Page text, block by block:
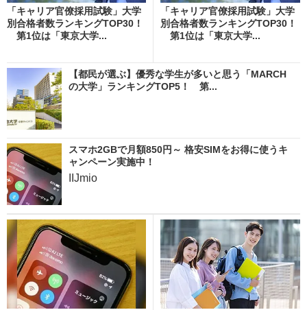
「キャリア官僚採用試験」大学
別合格者数ランキングTOP30！
第1位は「東京大学...
「キャリア官僚採用試験」大学
別合格者数ランキングTOP30！
第1位は「東京大学...
【都民が選ぶ】優秀な学生が多いと思う「MARCH
の大学」ランキングTOP5！ 第...
スマホ2GBで月額850円～ 格安SIMをお得に使うキ
ャンペーン実施中！
IIJmio